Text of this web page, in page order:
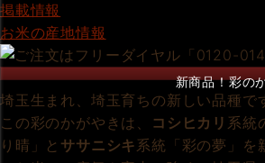
掲載情報
お米の産地情報
新商品！彩の
埼玉生まれ、埼玉育ちの新しい品種で
この彩のかがやきは、 コシヒカリ 系統
り晴」と ササニシキ 系統「彩の夢」を